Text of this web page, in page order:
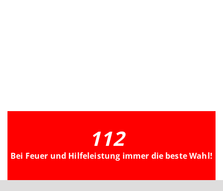
112
Bei Feuer und Hilfeleistung immer die beste Wahl!